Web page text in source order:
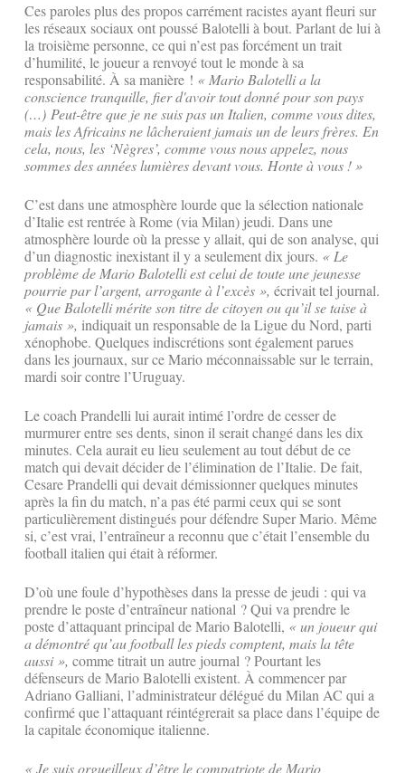
Ces paroles plus des propos carrément racistes ayant fleuri sur
les réseaux sociaux ont poussé Balotelli à bout. Parlant de lui à
la troisième personne, ce qui n’est pas forcément un trait
d’humilité, le joueur a renvoyé tout le monde à sa
responsabilité. À sa manière ! « Mario Balotelli a la
conscience tranquille, fier d'avoir tout donné pour son pays
(…) Peut-être que je ne suis pas un Italien, comme vous dites,
mais les Africains ne lâcheraient jamais un de leurs frères. En
cela, nous, les ‘Nègres’, comme vous nous appelez, nous
sommes des années lumières devant vous. Honte à vous ! »
C’est dans une atmosphère lourde que la sélection nationale
d’Italie est rentrée à Rome (via Milan) jeudi. Dans une
atmosphère lourde où la presse y allait, qui de son analyse, qui
d’un diagnostic inexistant il y a seulement dix jours. « Le
problème de Mario Balotelli est celui de toute une jeunesse
pourrie par l’argent, arrogante à l’excès », écrivait tel journal.
« Que Balotelli mérite son titre de citoyen ou qu’il se taise à
jamais », indiquait un responsable de la Ligue du Nord, parti
xénophobe. Quelques indiscrétions sont également parues
dans les journaux, sur ce Mario méconnaissable sur le terrain,
mardi soir contre l’Uruguay.
Le coach Prandelli lui aurait intimé l’ordre de cesser de
murmurer entre ses dents, sinon il serait changé dans les dix
minutes. Cela aurait eu lieu seulement au tout début de ce
match qui devait décider de l’élimination de l’Italie. De fait,
Cesare Prandelli qui devait démissionner quelques minutes
après la fin du match, n’a pas été parmi ceux qui se sont
particulièrement distingués pour défendre Super Mario. Même
si, c’est vrai, l’entraîneur a reconnu que c’était l’ensemble du
football italien qui était à réformer.
D’où une foule d’hypothèses dans la presse de jeudi : qui va
prendre le poste d’entraîneur national ? Qui va prendre le
poste d’attaquant principal de Mario Balotelli, « un joueur qui
a démontré qu’au football les pieds comptent, mais la tête
aussi », comme titrait un autre journal ? Pourtant les
défenseurs de Mario Balotelli existent. À commencer par
Adriano Galliani, l’administrateur délégué du Milan AC qui a
confirmé que l’attaquant réintégrerait sa place dans l’équipe de
la capitale économique italienne.
« Je suis orgueilleux d’être le compatriote de Mario